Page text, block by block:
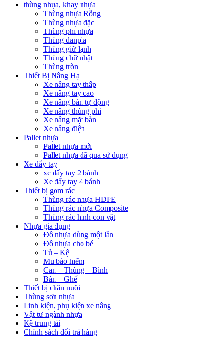
thùng nhựa, khay nhựa
Thùng nhựa Rỗng
Thùng nhựa đặc
Thùng phi nhựa
Thùng danpla
Thùng giữ lạnh
Thùng chữ nhật
Thùng tròn
Thiết Bị Nâng Hạ
Xe nâng tay thấp
Xe nâng tay cao
Xe nâng bán tự động
Xe nâng thùng phi
Xe nâng mặt bàn
Xe nâng điện
Pallet nhựa
Pallet nhựa mới
Pallet nhựa đã qua sử dụng
Xe đẩy tay
xe đẩy tay 2 bánh
Xe đẩy tay 4 bánh
Thiết bị gom rác
Thùng rác nhựa HDPE
Thùng rác nhựa Composite
Thùng rác hình con vật
Nhựa gia dụng
Đồ nhựa dùng một lần
Đồ nhựa cho bé
Tủ – Kệ
Mũ bảo hiểm
Can – Thùng – Bình
Bàn – Ghế
Thiết bị chăn nuôi
Thùng sơn nhựa
Linh kiện, phụ kiện xe nâng
Vật tư ngành nhựa
Kệ trung tải
Chính sách đổi trả hàng